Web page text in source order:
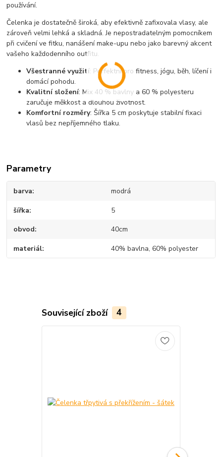
používání.
Čelenka je dostatečně široká, aby efektivně zafixovala vlasy, ale
zároveň velmi lehká a skladná. Je nepostradatelným pomocníkem
při cvičení ve fitku, nanášení make-upu nebo jako barevný akcent
vašeho každodenního outfitu.
Všestranné využití: Perfektní pro fitness, jógu, běh, líčení i
domácí pohodu.
Kvalitní složení: Mix 40 % bavlny a 60 % polyesteru
zaručuje měkkost a dlouhou životnost.
Komfortní rozměry: Šířka 5 cm poskytuje stabilní fixaci
vlasů bez nepříjemného tlaku.
Parametry
barva modrá
šířka 5
obvod 40cm
materiál 40% bavlna, 60% polyester
Související zboží 4